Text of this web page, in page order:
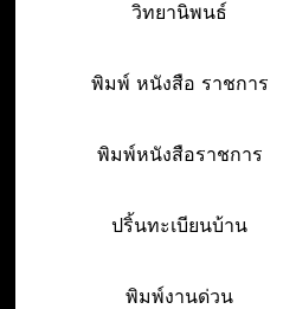
วิทยานิพนธ์
พิมพ์ หนังสือ ราชการ
พิมพ์หนังสือราชการ
ปริ้นทะเบียนบ้าน
พิมพ์งานด่วน